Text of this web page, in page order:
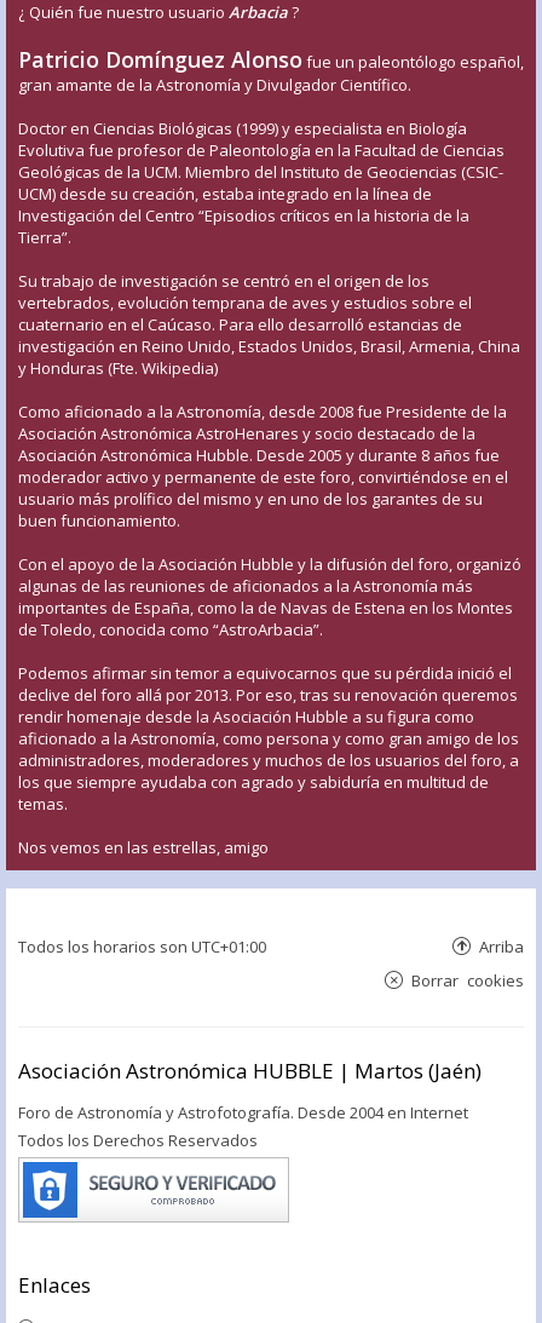
¿ Quién fue nuestro usuario Arbacia?
Patricio Domínguez Alonso fue un paleontólogo español,
gran amante de la Astronomía y Divulgador Científico.
Doctor en Ciencias Biológicas (1999) y especialista en Biología
Evolutiva fue profesor de Paleontología en la Facultad de Ciencias
Geológicas de la UCM. Miembro del Instituto de Geociencias (CSIC-
UCM) desde su creación, estaba integrado en la línea de
Investigación del Centro “Episodios críticos en la historia de la
Tierra”.
Su trabajo de investigación se centró en el origen de los
vertebrados, evolución temprana de aves y estudios sobre el
cuaternario en el Caúcaso. Para ello desarrolló estancias de
investigación en Reino Unido, Estados Unidos, Brasil, Armenia, China
y Honduras (Fte. Wikipedia)
Como aficionado a la Astronomía, desde 2008 fue Presidente de la
Asociación Astronómica AstroHenares y socio destacado de la
Asociación Astronómica Hubble. Desde 2005 y durante 8 años fue
moderador activo y permanente de este foro, convirtiéndose en el
usuario más prolífico del mismo y en uno de los garantes de su
buen funcionamiento.
Con el apoyo de la Asociación Hubble y la difusión del foro, organizó
algunas de las reuniones de aficionados a la Astronomía más
importantes de España, como la de Navas de Estena en los Montes
de Toledo, conocida como “AstroArbacia”.
Podemos afirmar sin temor a equivocarnos que su pérdida inició el
declive del foro allá por 2013. Por eso, tras su renovación queremos
rendir homenaje desde la Asociación Hubble a su figura como
aficionado a la Astronomía, como persona y como gran amigo de los
administradores, moderadores y muchos de los usuarios del foro, a
los que siempre ayudaba con agrado y sabiduría en multitud de
temas.
Nos vemos en las estrellas, amigo
Todos los horarios son UTC+01:00 Arriba
Borrar cookies
Asociación Astronómica HUBBLE | Martos (Jaén)
Foro de Astronomía y Astrofotografía. Desde 2004 en Internet
Todos los Derechos Reservados
Enlaces